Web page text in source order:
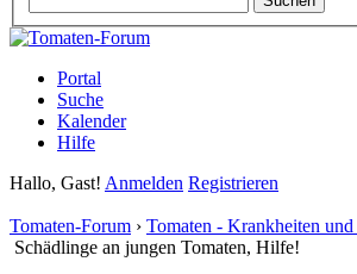
Portal
Suche
Kalender
Hilfe
Hallo, Gast! Anmelden Registrieren
Tomaten-Forum › Tomaten - Krankheiten
Schädlinge an jungen Tomaten, Hilfe!